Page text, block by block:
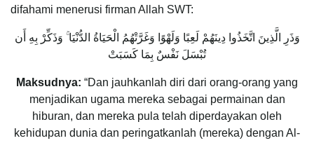
difahami menerusi firman Allah SWT:
وَذَرِ الَّذِينَ اتَّخَذُوا دِينَهُمْ لَعِبًا وَلَهْوًا وَغَرَّتْهُمُ الْحَيَاةُ الدُّنْيَا ۚ وَذَكِّرْ بِهِ أَن
تُبْسَلَ نَفْسٌ بِمَا كَسَبَتْ
Maksudnya: “Dan jauhkanlah diri dari orang-orang yang
menjadikan ugama mereka sebagai permainan dan
hiburan, dan mereka pula telah diperdayakan oleh
kehidupan dunia dan peringatkanlah (mereka) dengan Al-